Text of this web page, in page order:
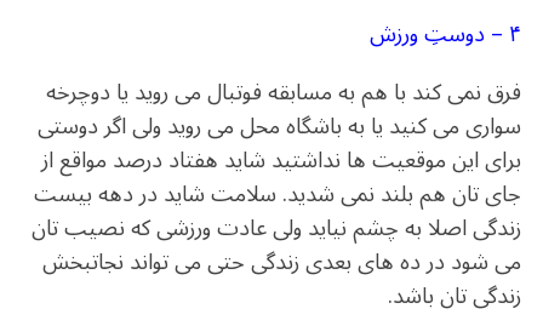
۴ – دوستِ ورزش
فرق نمی کند با هم به مسابقه فوتبال می روید یا دوچرخه
سواری می کنید یا به باشگاه محل می روید ولی اگر دوستی
برای این موقعیت ها نداشتید شاید هفتاد درصد مواقع از
جای تان هم بلند نمی شدید. سلامت شاید در دهه بیست
زندگی اصلا به چشم نیاید ولی عادت ورزشی که نصیب تان
می شود در ده های بعدی زندگی حتی می تواند نجاتبخش
زندگی تان باشد.